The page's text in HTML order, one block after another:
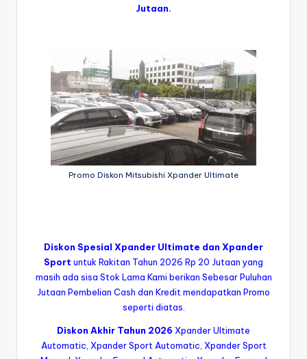
Jutaan.
Promo Diskon Mitsubishi Xpander Ultimate
Diskon Spesial Xpander Ultimate dan Xpander
Sport untuk Rakitan Tahun 2026 Rp 20 Jutaan yang
masih ada sisa Stok Lama Kami berikan Sebesar Puluhan
Jutaan Pembelian Cash dan Kredit mendapatkan Promo
seperti diatas.
Diskon Akhir Tahun 2026 Xpander Ultimate
Automatic, Xpander Sport Automatic, Xpander Sport